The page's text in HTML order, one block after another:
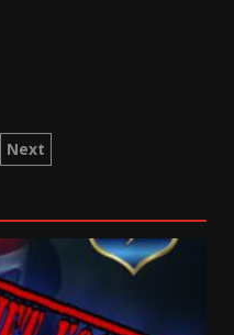
Next